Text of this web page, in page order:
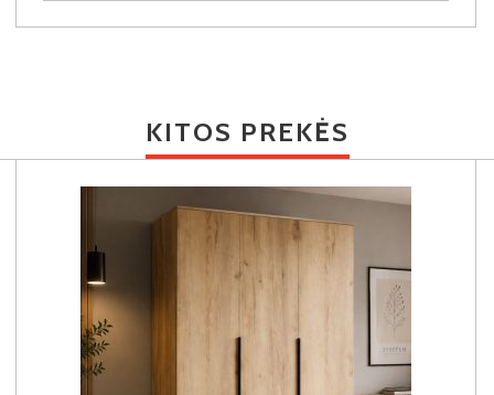
KITOS PREKĖS